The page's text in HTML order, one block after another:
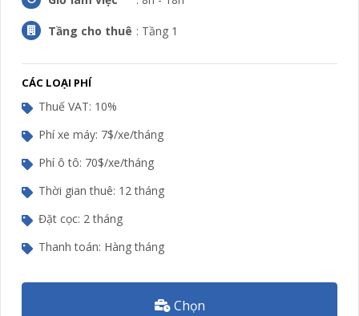
Tầng cho thuê : Tầng 1
CÁC LOẠI PHÍ
Thuế VAT: 10%
Phí xe máy: 7$/xe/tháng
Phí ô tô: 70$/xe/tháng
Thời gian thuê: 12 tháng
Đặt cọc: 2 tháng
Thanh toán: Hàng tháng
Chọn